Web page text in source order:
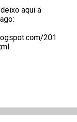
aqui a
201